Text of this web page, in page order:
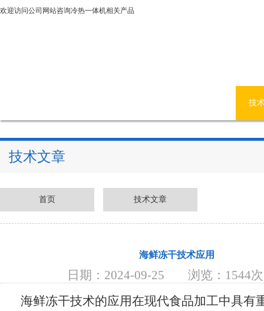
欢迎访问公司网站咨询冷热一体机相关产品
技
技术文章
首页 技术文章
海鲜冻干技术应用
日期：2024-09-25
浏览：1544次
海鲜冻干技术的应用在现代食品加工中具有